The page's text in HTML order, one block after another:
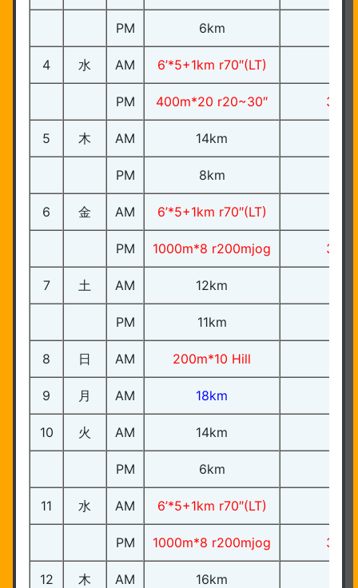
PM 6km
4 水 AM 6’*5+1km r70″(LT)
PM 400m*20 r20~30″
5 木 AM 14km
PM 8km
6 金 AM 6’*5+1km r70″(LT)
PM 1000m*8 r200mjog
7 土 AM 12km
PM 11km
8 日 AM 200m*10 Hill
9 月 AM 18km
10 火 AM 14km
PM 6km
11 水 AM 6’*5+1km r70″(LT)
PM 1000m*8 r200mjog
12 木 AM 16km